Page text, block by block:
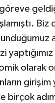
göreve
Biz
olarak
girişim